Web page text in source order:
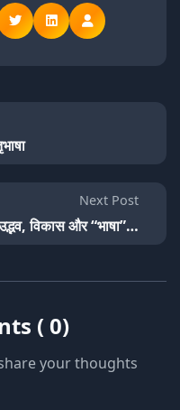
Next Post
विकास और “भाषा”…
( 0)
your thoughts